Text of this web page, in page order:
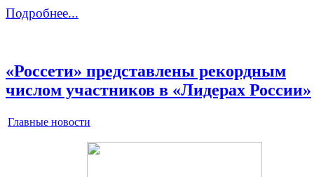
Подробнее...
«Россети» представлены рекордным
числом участников в «Лидерах России»
Главные новости